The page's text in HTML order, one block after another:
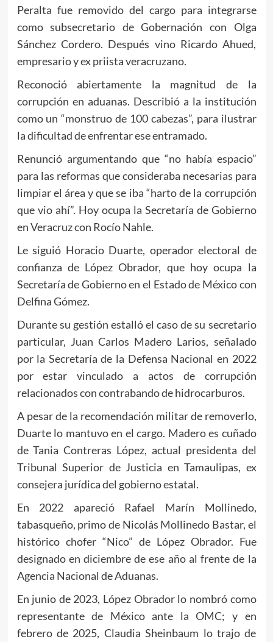
Peralta fue removido del cargo para integrarse
como subsecretario de Gobernación con Olga
Sánchez Cordero. Después vino Ricardo Ahued,
empresario y ex priista veracruzano.
Reconoció abiertamente la magnitud de la
corrupción en aduanas. Describió a la institución
como un “monstruo de 100 cabezas”, para ilustrar
la dificultad de enfrentar ese entramado.
Renunció argumentando que “no había espacio”
para las reformas que consideraba necesarias para
limpiar el área y que se iba “harto de la corrupción
que vio ahí”. Hoy ocupa la Secretaría de Gobierno
en Veracruz con Rocío Nahle.
Le siguió Horacio Duarte, operador electoral de
confianza de López Obrador, que hoy ocupa la
Secretaría de Gobierno en el Estado de México con
Delfina Gómez.
Durante su gestión estalló el caso de su secretario
particular, Juan Carlos Madero Larios, señalado
por la Secretaría de la Defensa Nacional en 2022
por estar vinculado a actos de corrupción
relacionados con contrabando de hidrocarburos.
A pesar de la recomendación militar de removerlo,
Duarte lo mantuvo en el cargo. Madero es cuñado
de Tania Contreras López, actual presidenta del
Tribunal Superior de Justicia en Tamaulipas, ex
consejera jurídica del gobierno estatal.
En 2022 apareció Rafael Marín Mollinedo,
tabasqueño, primo de Nicolás Mollinedo Bastar, el
histórico chofer “Nico” de López Obrador. Fue
designado en diciembre de ese año al frente de la
Agencia Nacional de Aduanas.
En junio de 2023, López Obrador lo nombró como
representante de México ante la OMC; y en
febrero de 2025, Claudia Sheinbaum lo trajo de